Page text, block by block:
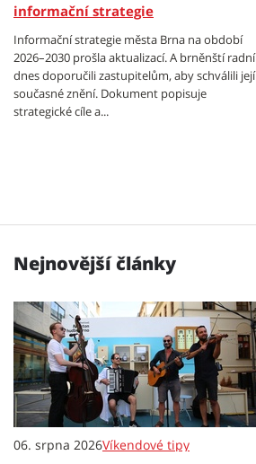
informační strategie
Informační strategie města Brna na období
2026–2030 prošla aktualizací. A brněnští radní
dnes doporučili zastupitelům, aby schválili její
současné znění. Dokument popisuje
strategické cíle a...
Nejnovější články
06. srpna 2026Víkendové tipy